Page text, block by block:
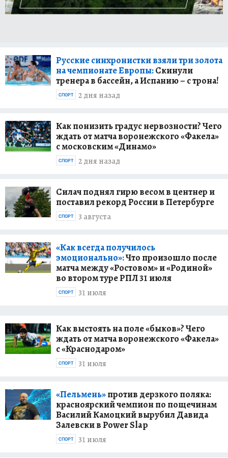
Русские синхронистки взяли три золота
на чемпионате Европы:Скинули
тренера в бассейн, а Испанию – с трона!
2 дня назад
СПОРТ
Как понизить градус нервозности? Чего
ждать от матча воронежского «Факела»
с московским «Динамо»
2 дня назад
СПОРТ
Силач поднял гирю весом в центнер и
поставил рекорд России в Петербурге
3 августа
СПОРТ
«Как всегда получилось
эмоционально»:Что произошло после
матча между «Ростовом» и «Родиной»
во втором туре РПЛ 31 июля
31 июля
СПОРТ
Как выстоять на поле «быков»? Чего
ждать от матча воронежского «Факела»
с «Краснодаром»
31 июля
СПОРТ
«Пельмень»против дерзкого поляка:
красноярский чемпион по пощечинам
Василий Камоцкий вырубил Давида
Залевски в Power Slap
31 июля
СПОРТ